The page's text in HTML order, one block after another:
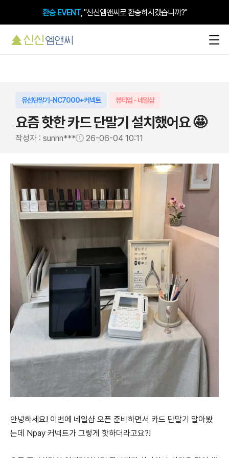
환승 EVENT, "신신엠앤씨로 환승하시겠습니까?"
유선단말기-NC7000+커넥트 뷰티업 - 네일샵
요즘 핫한 카드 단말기 설치했어요 🤩
작성자 : sunnn*** 26-06-04 10:11
안녕하세요! 이번에 네일샵 오픈 준비하면서 카드 단말기 알아봤
는데 Npay 커넥트가 그렇게 핫하더라고요?!